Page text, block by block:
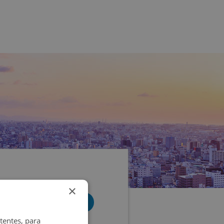
×
para